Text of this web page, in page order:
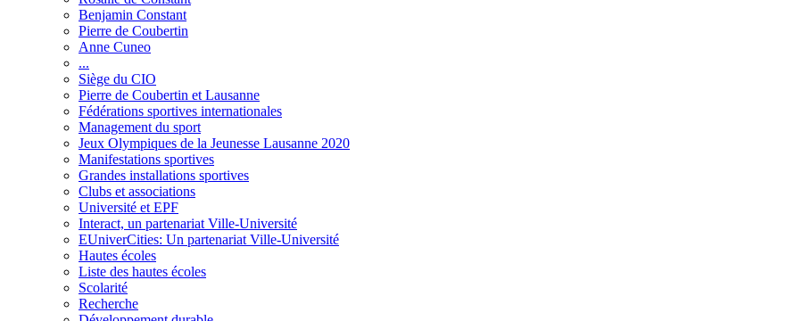
Benjamin Constant
Pierre de Coubertin
Anne Cuneo
...
Siège du CIO
Pierre de Coubertin et Lausanne
Fédérations sportives internationales
Management du sport
Jeux Olympiques de la Jeunesse Lausanne 2020
Manifestations sportives
Grandes installations sportives
Clubs et associations
Université et EPF
Interact, un partenariat Ville-Université
EUniverCities: Un partenariat Ville-Université
Hautes écoles
Liste des hautes écoles
Scolarité
Recherche